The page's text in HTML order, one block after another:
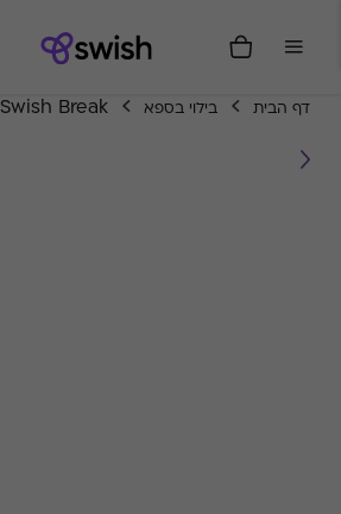
דף הבית בילוי בספא Swish Break (בדרך הרומנטית)